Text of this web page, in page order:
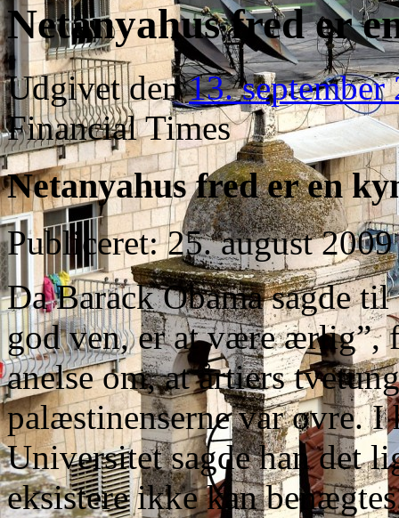
Netanyahus fred er
Udgivet den 13. september
Financial Times
Netanyahus fred er en
Publiceret: 25. august
Da Barack Obama sagde
god ven, er at være ærlig”,
anelse om, at årtiers
palæstinenserne var ovre. I
Universitet sagde han det
eksistere ikke kan